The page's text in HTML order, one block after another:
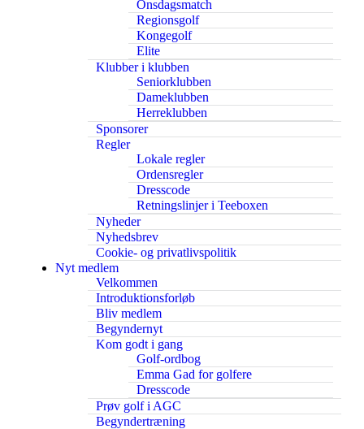
Onsdagsmatch
Regionsgolf
Kongegolf
Elite
Klubber i klubben
Seniorklubben
Dameklubben
Herreklubben
Sponsorer
Regler
Lokale regler
Ordensregler
Dresscode
Retningslinjer i Teeboxen
Nyheder
Nyhedsbrev
Cookie- og privatlivspolitik
Nyt medlem
Velkommen
Introduktionsforløb
Bliv medlem
Begyndernyt
Kom godt i gang
Golf-ordbog
Emma Gad for golfere
Dresscode
Prøv golf i AGC
Begyndertræning